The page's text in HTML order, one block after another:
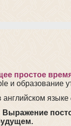
простое
и образование
английском языке